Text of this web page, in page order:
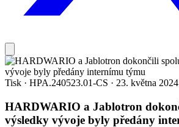
Tisk · HPA.240523.01-CS · 23. května 2024
HARDWARIO a Jablotron
výsledky vývoje byly předány